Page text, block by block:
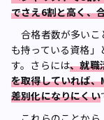
でさえ6割と高く、
合格者数が多いこ
も持っている資格
す。さらには、就職
を取得していれば
差別化になりにくい